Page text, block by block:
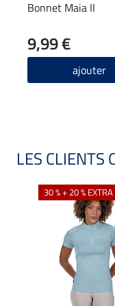
Bonnet Maia II
9,99 €
ajouter
LES CLIENTS
30 % + 20 % EXTRA